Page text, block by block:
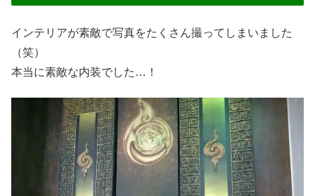
インテリアが素敵で写真をたくさん撮ってしまいました
（笑）
本当に素敵な内装でした…！